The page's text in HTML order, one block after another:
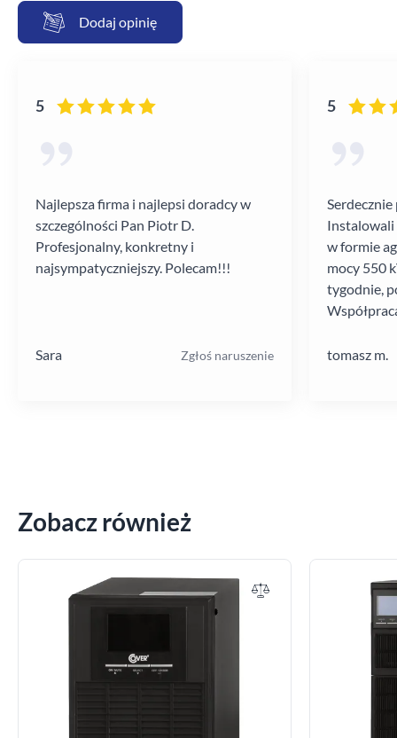
Dodaj opinię
5
Najlepsza firma i najlepsi doradcy w
szczególności Pan Piotr D.
Profesjonalny, konkretny i
najsympatyczniejszy. Polecam!!!
Sara Zgłoś naruszenie
5
Instalowali
w formie
mocy 550
tygodnie,
tomasz m.
Zobacz również